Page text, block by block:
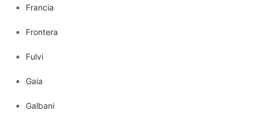
Francia
Frontera
Fulvi
Gaia
Galbani